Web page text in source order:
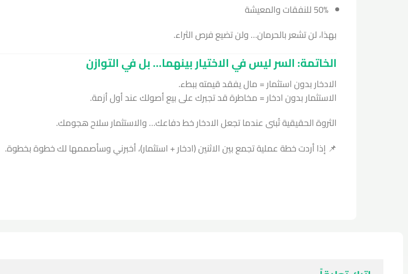
50% للنفقات والمعيشة
بهذا، لن تشعر بالحرمان… ولن تضيع فرص الثراء.
الخاتمة: السر ليس في الاختيار بينهما… بل في التوازن
الادخار بدون استثمار = مال يفقد قيمته ببطء.
الاستثمار بدون ادخار = مخاطرة قد تجبرك على بيع أصولك عند أول أزمة.
الثروة الحقيقية تُبنى عندما تجعل الادخار خط دفاعك… والاستثمار سلاح هجومك.
📌 إذا أردت خطة عملية تجمع بين الاثنين (ادخار + استثمار)، أخبرني وسأصممها لك خطوة بخطوة.